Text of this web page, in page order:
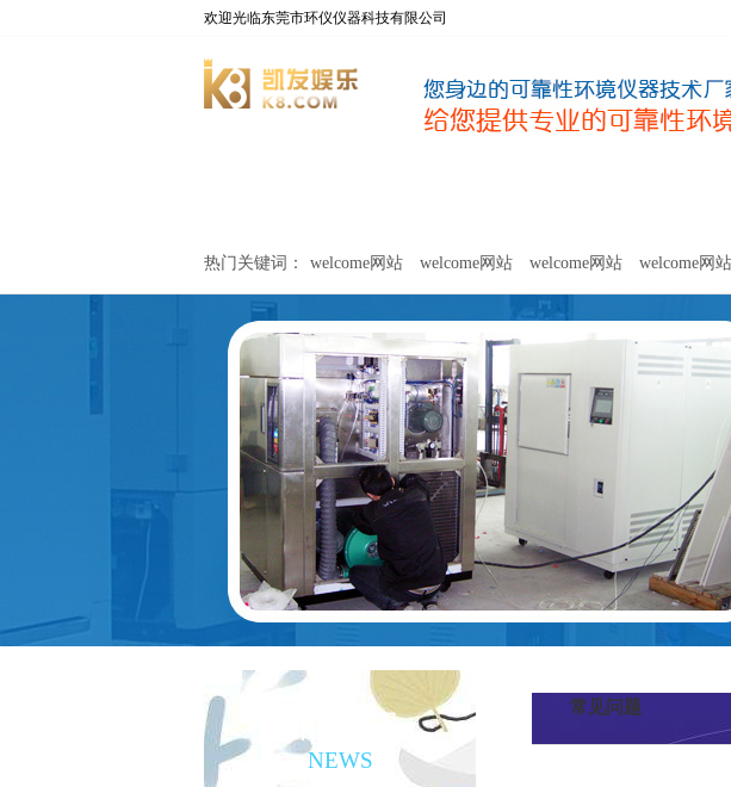
欢迎光临东莞市环仪仪器科技有限公司
关于环仪 联系环仪
热门关键词： welcome网站 welcome网站 welcome网站 welcome网站
网站 welcome网站
新闻资讯
NEWS
常见问题